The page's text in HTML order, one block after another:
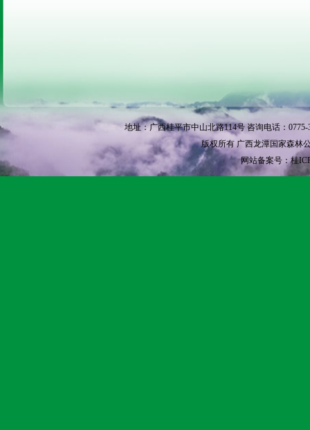
地址：广西桂平市中山北路114号 咨询电话：0775-
版权所有 广西龙潭国家森林公
网站备案号：桂